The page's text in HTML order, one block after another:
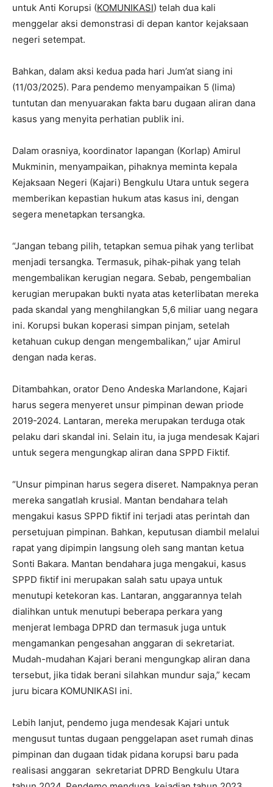
untuk Anti Korupsi (KOMUNIKASI) telah dua kali
menggelar aksi demonstrasi di depan kantor kejaksaan
negeri setempat.
Bahkan, dalam aksi kedua pada hari Jum’at siang ini
(11/03/2025). Para pendemo menyampaikan 5 (lima)
tuntutan dan menyuarakan fakta baru dugaan aliran dana
kasus yang menyita perhatian publik ini.
Dalam orasniya, koordinator lapangan (Korlap) Amirul
Mukminin, menyampaikan, pihaknya meminta kepala
Kejaksaan Negeri (Kajari) Bengkulu Utara untuk segera
memberikan kepastian hukum atas kasus ini, dengan
segera menetapkan tersangka.
“Jangan tebang pilih, tetapkan semua pihak yang terlibat
menjadi tersangka. Termasuk, pihak-pihak yang telah
mengembalikan kerugian negara. Sebab, pengembalian
kerugian merupakan bukti nyata atas keterlibatan mereka
pada skandal yang menghilangkan 5,6 miliar uang negara
ini. Korupsi bukan koperasi simpan pinjam, setelah
ketahuan cukup dengan mengembalikan,” ujar Amirul
dengan nada keras.
Ditambahkan, orator Deno Andeska Marlandone, Kajari
harus segera menyeret unsur pimpinan dewan priode
2019-2024. Lantaran, mereka merupakan terduga otak
pelaku dari skandal ini. Selain itu, ia juga mendesak Kajari
untuk segera mengungkap aliran dana SPPD Fiktif.
“Unsur pimpinan harus segera diseret. Nampaknya peran
mereka sangatlah krusial. Mantan bendahara telah
mengakui kasus SPPD fiktif ini terjadi atas perintah dan
persetujuan pimpinan. Bahkan, keputusan diambil melalui
rapat yang dipimpin langsung oleh sang mantan ketua
Sonti Bakara. Mantan bendahara juga mengakui, kasus
SPPD fiktif ini merupakan salah satu upaya untuk
menutupi ketekoran kas. Lantaran, anggarannya telah
dialihkan untuk menutupi beberapa perkara yang
menjerat lembaga DPRD dan termasuk juga untuk
mengamankan pengesahan anggaran di sekretariat.
Mudah-mudahan Kajari berani mengungkap aliran dana
tersebut, jika tidak berani silahkan mundur saja,” kecam
juru bicara KOMUNIKASI ini.
Lebih lanjut, pendemo juga mendesak Kajari untuk
mengusut tuntas dugaan penggelapan aset rumah dinas
pimpinan dan dugaan tidak pidana korupsi baru pada
realisasi anggaran sekretariat DPRD Bengkulu Utara